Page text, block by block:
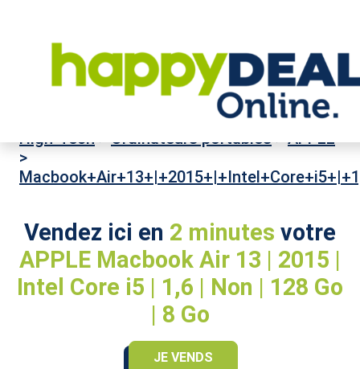
High-Tech>Ordinateurs portables>APPLE
>
Vendez ici en 2 minutes votre
APPLE Macbook Air 13 | 2015 |
Intel Core i5 | 1,6 | Non | 128 Go
| 8 Go
JE VENDS